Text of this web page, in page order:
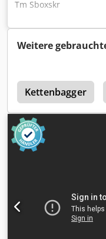
Tm Sboxskr
Weitere
Kettenbagger